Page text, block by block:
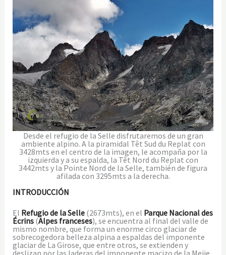
Desde el refugio de la Selle disfrutaremos de un gran
ambiente alpino. A la piramidal Têt Sud du Replat con
3428mts en el centro de la imagen, le acompaña por la
izquierda y a su espalda, la Têt Nord du Replat con
3442mts y la Pointe Nord de la Selle, también de figura
afilada con 3295mts a la derecha.
INTRODUCCIÓN
El Refugio de la Selle(2673mts), en el Parque Nacional des
Écrins(Alpes franceses), se encuentra al final del valle de
mismo nombre, que forma un enorme circo glaciar de
sobrecogedora belleza alpina a espaldas del imponente
glaciar de La Girose, que entre otros, se extienden y